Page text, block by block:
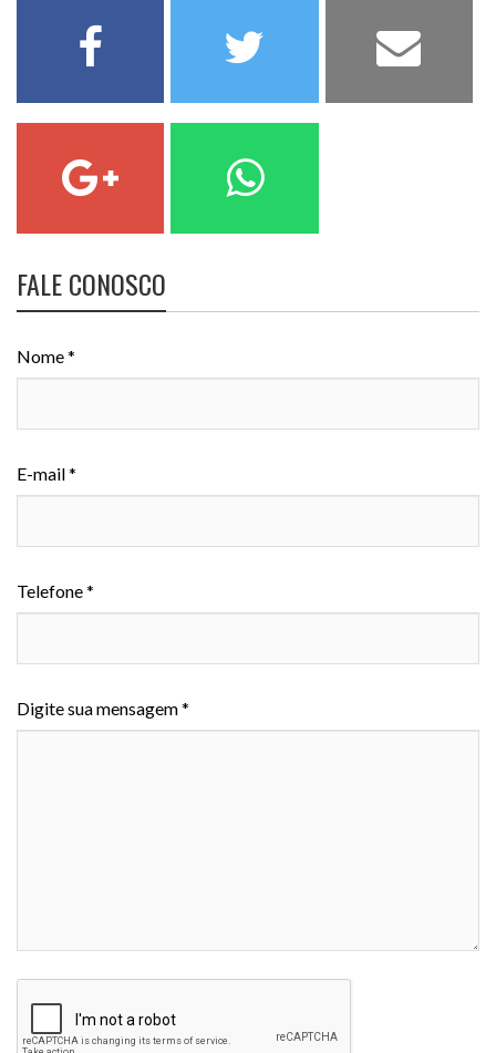
FALE CONOSCO
Nome *
E-mail *
Telefone *
Digite sua mensagem *